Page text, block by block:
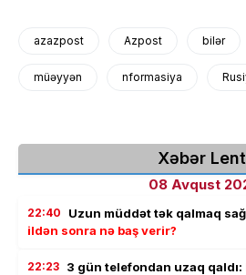
azazpost Azpost bilər
müəyyən nformasiya
Xəbər
08 Avqust
22:40 Uzun müddət tək qalmaq
ildən sonra nə baş verir?
22:23 3 gün telefondan uzaq qaldı: